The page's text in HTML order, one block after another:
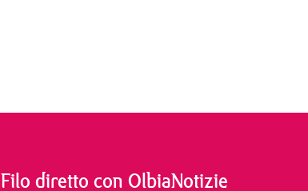
Filo diretto con OlbiaNotizie